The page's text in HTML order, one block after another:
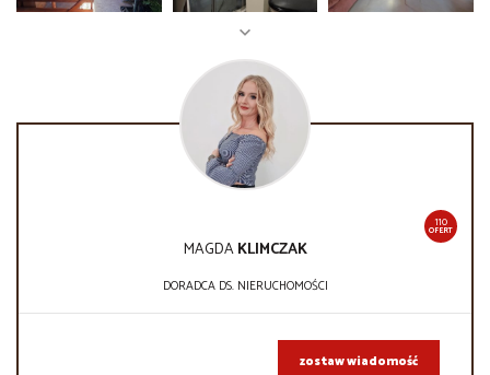
110
OFERT
MAGDAKLIMCZAK
DORADCA DS. NIERUCHOMOŚCI
zostaw wiadomość